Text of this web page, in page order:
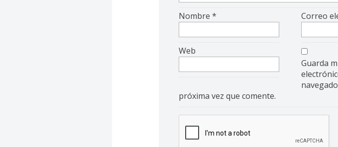
Nombre* Correo
Web
Guarda
próxima vez que comente.